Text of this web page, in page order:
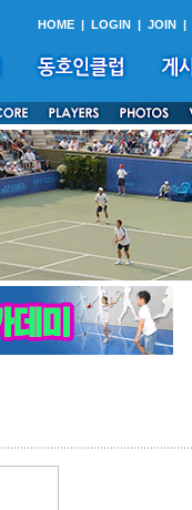
HOME | LOGIN | JOIN |